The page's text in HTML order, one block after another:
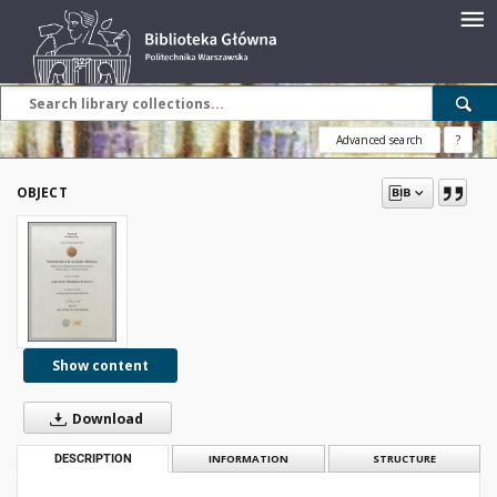
Advanced search ?
OBJECT
Show content
Download
DESCRIPTION INFORMATION STRUCTURE